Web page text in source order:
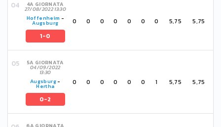
4A GIORNATA
27/08/2022 13:30
Hoffenheim -
Augsburg
1-0
0 0 0 0 0 0 0 5,75 5,75
5A GIORNATA
04/09/2022
13:30
Augsburg-
Hertha
0-2
0 0 0 0 0 0 1 5,75 5,75